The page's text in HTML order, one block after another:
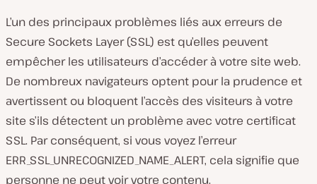
L’un des principaux problèmes liés aux erreurs de
Secure Sockets Layer (SSL) est qu’elles peuvent
empêcher les utilisateurs d’accéder à votre site web.
De nombreux navigateurs optent pour la prudence et
avertissent ou bloquent l’accès des visiteurs à votre
site s’ils détectent un problème avec votre certificat
SSL. Par conséquent, si vous voyez l’erreur
ERR_SSL_UNRECOGNIZED_NAME_ALERT, cela signifie que
personne ne peut voir votre contenu.